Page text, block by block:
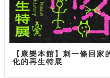
【康樂本館】刺一條回家
化的再生特展